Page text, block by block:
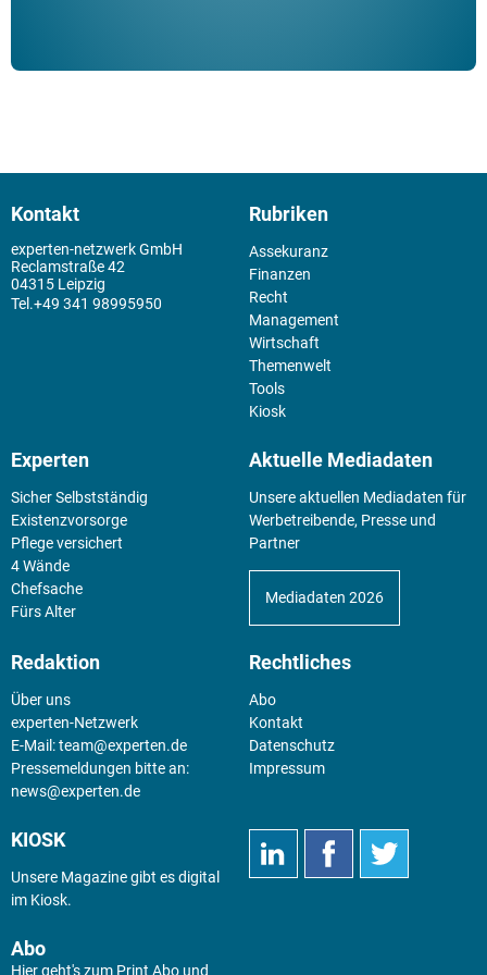
Kontakt
experten-netzwerk GmbH
Reclamstraße 42
04315 Leipzig
+49 341 98995950
Rubriken
Assekuranz
Finanzen
Recht
Management
Wirtschaft
Themenwelt
Tools
Kiosk
Experten
Sicher Selbstständig
Existenz­vorsorge
Pflege versichert
4 Wände
Chefsache
Fürs Alter
Aktuelle Mediadaten
Unsere aktuellen Mediadaten für
Werbetreibende, Presse und
Partner
Mediadaten 2026
Redaktion
Über uns
experten-Netzwerk
E-Mail:team@experten.de
Pressemeldungen bitte an:
news@experten.de
Rechtliches
Abo
Kontakt
Datenschutz
Impressum
KIOSK
Unsere Magazine gibt es digital
im Kiosk.
Abo
Hier geht's zum Print Abo und